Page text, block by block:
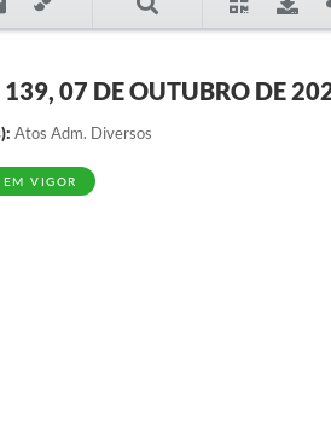
139, 07 DE OUTUBRO DE
Atos Adm. Diversos
EM VIGOR